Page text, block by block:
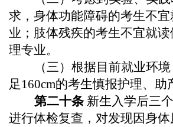
求，身体功能障碍的考生不
业；肢体残疾的考生不宜就
理专业。
（三 ）根据目前就业环
足160cm的考生慎报护理、助
第二十条 新生入学后三
进行体检复查，对发现因身